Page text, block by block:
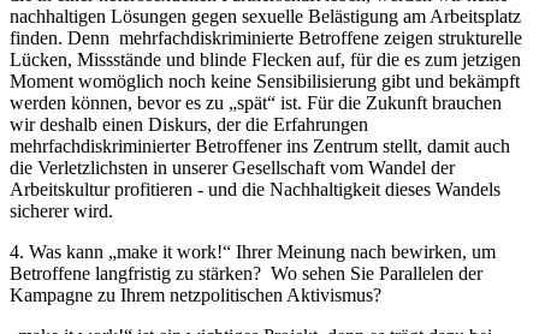
nachhaltigen Lösungen gegen sexuelle Belästigung am Arbeitsplatz
finden. Denn mehrfachdiskriminierte Betroffene zeigen strukturelle
Lücken, Missstände und blinde Flecken auf, für die es zum jetzigen
Moment womöglich noch keine Sensibilisierung gibt und bekämpft
werden können, bevor es zu „spät“ ist. Für die Zukunft brauchen
wir deshalb einen Diskurs, der die Erfahrungen
mehrfachdiskriminierter Betroffener ins Zentrum stellt, damit auch
die Verletzlichsten in unserer Gesellschaft vom Wandel der
Arbeitskultur profitieren - und die Nachhaltigkeit dieses Wandels
sicherer wird.
4. Was kann „make it work!“ Ihrer Meinung nach bewirken, um
Betroffene langfristig zu stärken? Wo sehen Sie Parallelen der
Kampagne zu Ihrem netzpolitischen Aktivismus?